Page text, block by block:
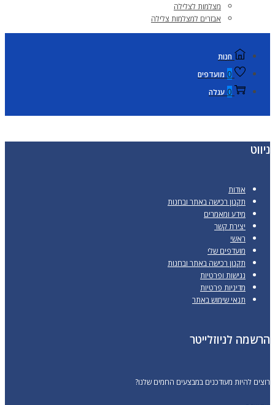
מצלמות לצלילה
אבזרים למצלמות צלילה
חנות
0 מועדפים
0 עגלה
ניווט
אודות
תקנון רכישה באתר ובחנות
מידע ומאמרים
יצירת קשר
ראשי
מועדפים שלי
תקנון רכישה באתר ובחנות
נגישות ופרטיות
מדיניות פרטיות
תנאי שימוש באתר
הרשמה לניוזלייטר
רוצים להיות מעודכנים במבצעים החמים שלנו?